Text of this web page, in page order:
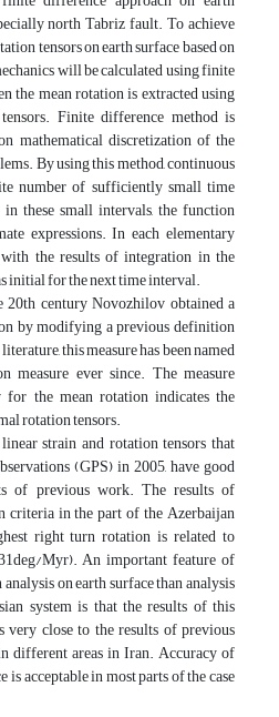
north Tabriz fault. To achieve
tensors on earth surface based on
will be calculated using finite
the mean rotation is extracted using
Finite difference method is
mathematical discretization of the
By using this method, continuous
number of sufficiently small time
these small intervals, the function
expressions. In each elementary
the results of integration in the
initial for the next time interval.
century Novozhilov obtained a
by modifying a previous definition
this measure has been named
measure ever since. The measure
the mean rotation indicates the
rotation tensors.
strain and rotation tensors that
(GPS) in 2005, have good
of previous work. The results of
criteria in the part of the Azerbaijan
right turn rotation is related to
Myr). An important feature of
on earth surface than analysis
system is that the results of this
very close to the results of previous
different areas in Iran. Accuracy of
is acceptable in most parts of the case